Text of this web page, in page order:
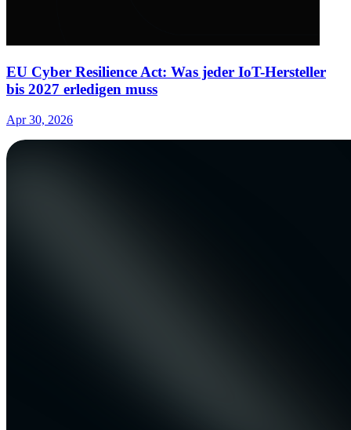
EU Cyber Resilience Act: Was jeder IoT-Hersteller
bis 2027 erledigen muss
Apr 30, 2026